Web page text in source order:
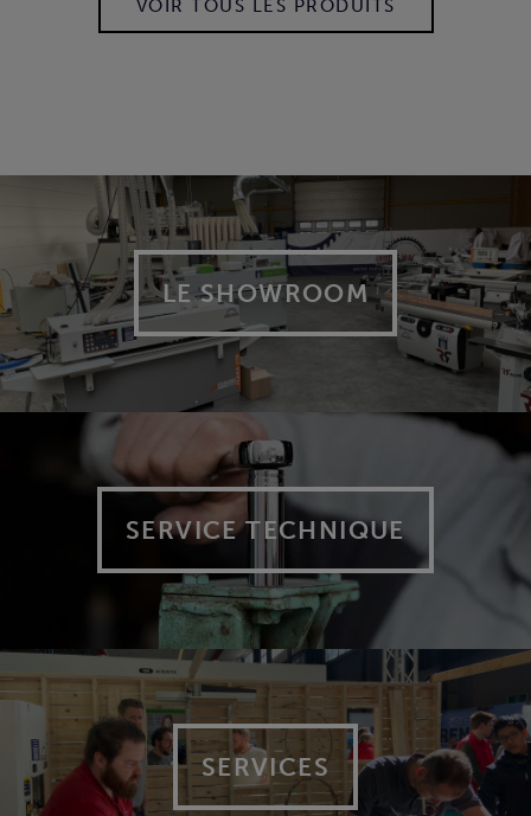
VOIR TOUS LES PRODUITS
LE SHOWROOM
SERVICE TECHNIQUE
SERVICES